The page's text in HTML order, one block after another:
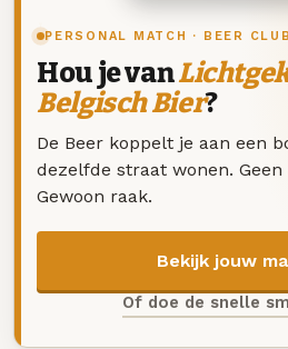
PERSONAL MATCH · BEER CLUB
Hou je van
Belgisch Bier?
De Beer koppelt je aan een
dezelfde straat wonen.
Gewoon raak.
Bekijk jouw
Of doe de snelle